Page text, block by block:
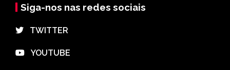
Siga-nos nas redes sociais
⠀TWITTER
⠀YOUTUBE